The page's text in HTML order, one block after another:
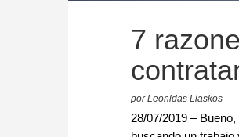
7
por Leonidas Liaskos
28/07/2019 –